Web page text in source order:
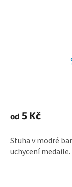
od 5 Kč
Stuha v modré
uchycení medaile.